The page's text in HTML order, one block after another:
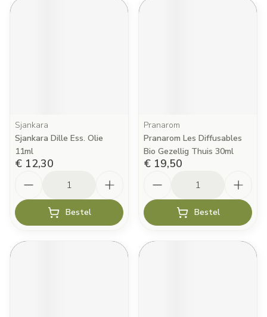
Sjankara
Sjankara Dille Ess. Olie
11ml
€ 12,30
Bestel
Pranarom
Pranarom Les Diffusables
Bio Gezellig Thuis 30ml
€ 19,50
Bestel